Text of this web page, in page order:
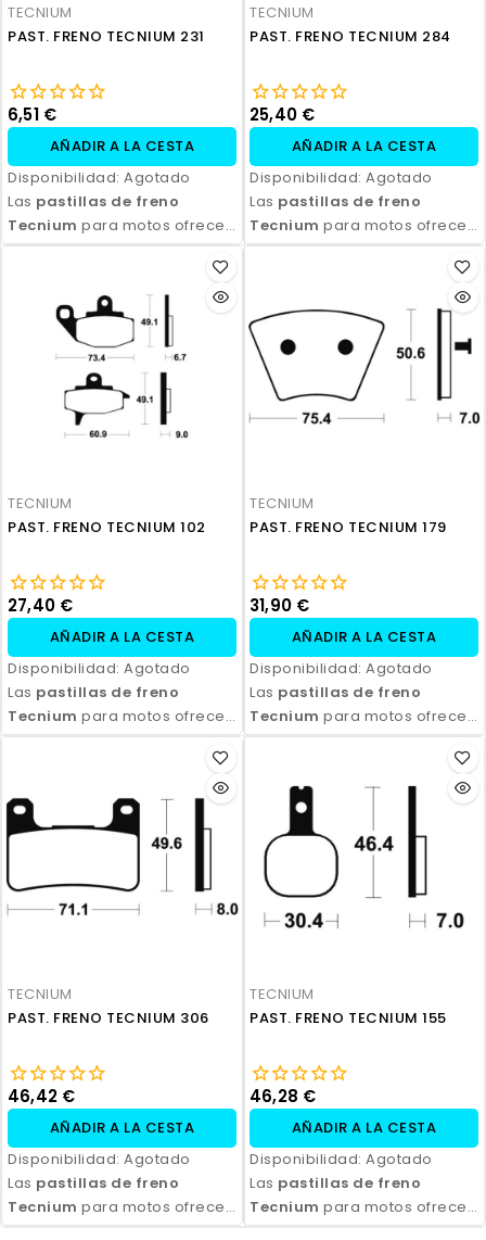
aseguran seguridad y control
en cada frenada.
aseguran seguridad y control
en cada frenada.
TECNIUM
PAST. FRENO TECNIUM 231
6,51 €
AÑADIR A LA CESTA
Disponibilidad: Agotado
Las pastillas de freno
Tecnium para motos ofrecen
un rendimiento de frenado
durabilidad y eficiencia.
Disponibles en compuestos
orgánicos, semi-metálicos y
sinterizados, son ideales
para todo tipo de
motocicletas y condiciones
de conducción. Con fácil
aseguran seguridad y control
en cada frenada.
TECNIUM
PAST. FRENO TECNIUM 284
25,40 €
AÑADIR A LA CESTA
Disponibilidad: Agotado
Las pastillas de freno
Tecnium para motos ofrecen
un rendimiento de frenado
Disponibles en compuestos
orgánicos, semi-metálicos y
sinterizados, son ideales
para todo tipo de
motocicletas y condiciones
aseguran seguridad y control
en cada frenada.
TECNIUM
PAST. FRENO TECNIUM 102
27,40 €
AÑADIR A LA CESTA
Disponibilidad: Agotado
Las pastillas de freno
Tecnium para motos ofrecen
un rendimiento de frenado
Disponibles en compuestos
orgánicos, semi-metálicos y
sinterizados, son ideales
para todo tipo de
motocicletas y condiciones
aseguran seguridad y control
en cada frenada.
TECNIUM
PAST. FRENO TECNIUM 179
31,90 €
AÑADIR A LA CESTA
Disponibilidad: Agotado
Las pastillas de freno
Tecnium para motos ofrecen
un rendimiento de frenado
durabilidad y eficiencia.
Disponibles en compuestos
orgánicos, semi-metálicos y
sinterizados, son ideales
para todo tipo de
de conducción. Con fácil
aseguran seguridad y control
en cada frenada.
TECNIUM
PAST. FRENO TECNIUM 306
46,42 €
AÑADIR A LA CESTA
Disponibilidad: Agotado
Las pastillas de freno
Tecnium para motos ofrecen
un rendimiento de frenado
TECNIUM
PAST. FRENO TECNIUM 155
46,28 €
AÑADIR A LA CESTA
Disponibilidad: Agotado
Las pastillas de freno
Tecnium para motos ofrecen
un rendimiento de frenado